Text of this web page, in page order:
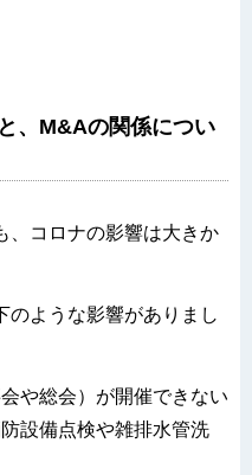
、M&Aの関係につい
、コロナの影響は大きか
のような影響がありまし
や総会）が開催できない
設備点検や雑排水管洗